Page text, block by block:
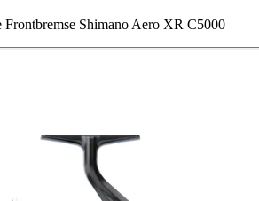
Frontbremse Shimano Aero XR C5000